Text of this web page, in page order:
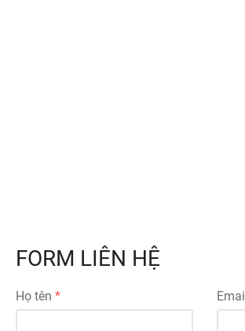
FORM LIÊN HỆ
Họ tên Email